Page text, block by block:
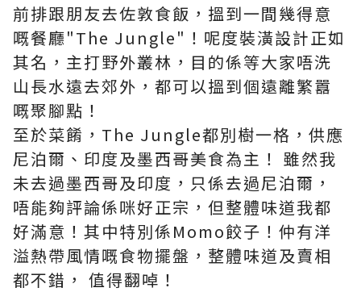
前排跟朋友去佐敦食飯，搵到一間幾得意
嘅餐廳"The Jungle"！呢度裝潢設計正如
其名，主打野外叢林，目的係等大家唔洗
山長水遠去郊外，都可以搵到個遠離繁囂
嘅聚腳點！​
至於菜餚，The Jungle都別樹一格，供應
尼泊爾、印度及墨西哥美食為主！ 雖然我
未去過墨西哥及印度，只係去過尼泊爾，
唔能夠評論係咪好正宗，但整體味道我都
好滿意！其中特別係Momo餃子！仲有洋
溢熱帶風情嘅食物擺盤，整體味道及賣相
都不錯， 值得翻啅！​